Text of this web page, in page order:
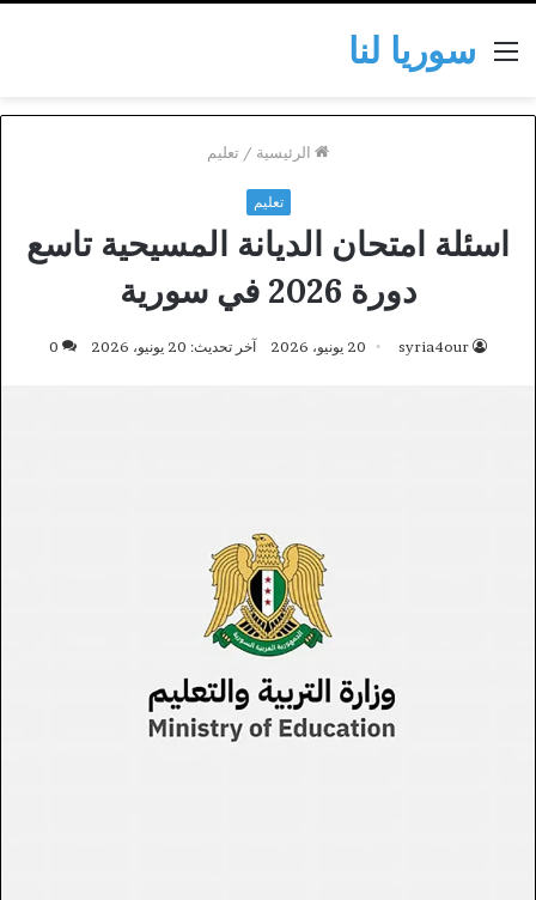
سوريا لناالقائمة
الرئيسية / تعليم
تعليم
اسئلة امتحان الديانة المسيحية تاسع
دورة 2026 في سورية
syria4our 20 يونيو، 2026 آخر تحديث: 20 يونيو، 2026 0